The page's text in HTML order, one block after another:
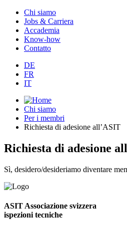
Chi siamo
Jobs & Carriera
Accademia
Know-how
Contatto
DE
FR
IT
Chi siamo
Per i membri
Richiesta di adesione all’ASIT
Richiesta di adesione
Sì, desidero/desideriamo diventare
ASIT Associazione svizzera
ispezioni tecniche